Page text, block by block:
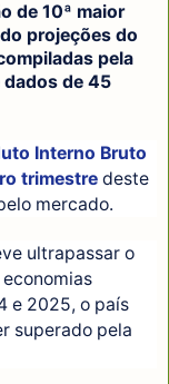
de 10ª maior
projeções do
pela
de 45
Interno Bruto
trimestre deste
mercado.
ultrapassar o
e 2025, o país
superado pela